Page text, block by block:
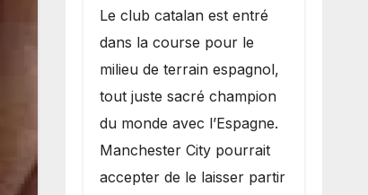
Le club catalan est entré
dans la course pour le
milieu de terrain espagnol,
tout juste sacré champion
du monde avec l’Espagne.
Manchester City pourrait
accepter de le laisser partir